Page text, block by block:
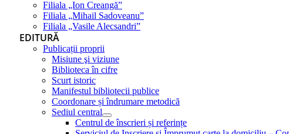
Filiala „Ion Creangă”
Filiala „Mihail Sadoveanu”
Filiala „Vasile Alecsandri”
EDITURĂ
Publicații proprii
Misiune şi viziune
Biblioteca în cifre
Scurt istoric
Manifestul bibliotecii publice
Coordonare și îndrumare metodică
Sediul central
Centrul de înscrieri și referințe